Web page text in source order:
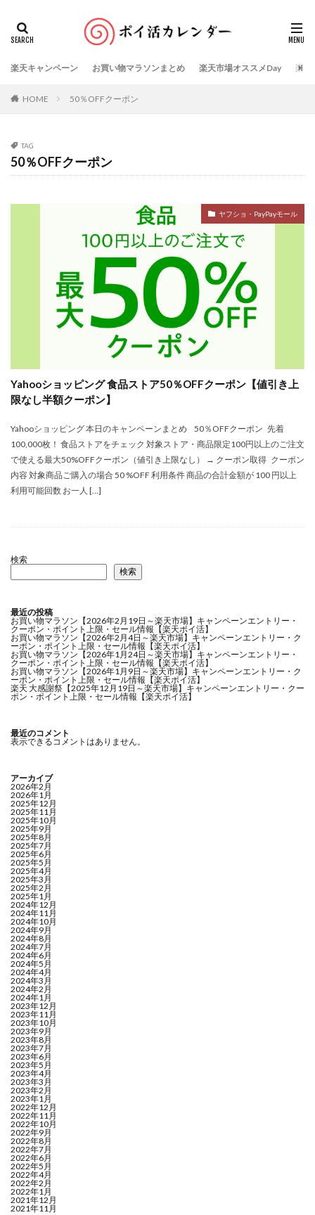
楽天キャンペーン お買い物マラソンまとめ 楽天市場オススメDay 楽天
HOME 50％OFFクーポン
TAG
50％OFFクーポン
ヤフショ・PayPayモール
Yahooショッピング 食品ストア50％OFFクーポン【値引き上
限なし半額クーポン】
Yahooショッピング 本日のキャンペーンまとめ 50％OFFクーポン 先着
100,000枚！ 食品ストアをチェック 対象ストア・商品限定100円以上のご注文
で使える最大50%OFFクーポン（値引き上限なし） → クーポン取得 クーポン
内容 対象商品ご購入の場合 50 %OFF 利用条件 商品の合計金額が 100 円以上
利用可能回数 お一人 […]
検索
検索
最近の投稿
お買い物マラソン【2026年2月19日～楽天市場】キャンペーンエントリー・
クーポン・ポイント上限・セール情報【楽天ポイ活】
お買い物マラソン【2026年2月4日～楽天市場】キャンペーンエントリー・ク
ーポン・ポイント上限・セール情報【楽天ポイ活】
お買い物マラソン【2026年1月24日～楽天市場】キャンペーンエントリー・
クーポン・ポイント上限・セール情報【楽天ポイ活】
お買い物マラソン【2026年1月9日～楽天市場】キャンペーンエントリー・ク
ーポン・ポイント上限・セール情報【楽天ポイ活】
楽天 大感謝祭【2025年12月19日～楽天市場】キャンペーンエントリー・クー
ポン・ポイント上限・セール情報【楽天ポイ活】
最近のコメント
表示できるコメントはありません。
アーカイブ
2026年2月
2026年1月
2025年12月
2025年11月
2025年10月
2025年9月
2025年8月
2025年7月
2025年6月
2025年5月
2025年4月
2025年3月
2025年2月
2025年1月
2024年12月
2024年11月
2024年10月
2024年9月
2024年8月
2024年7月
2024年6月
2024年5月
2024年4月
2024年3月
2024年2月
2024年1月
2023年12月
2023年11月
2023年10月
2023年9月
2023年8月
2023年7月
2023年6月
2023年5月
2023年4月
2023年3月
2023年2月
2023年1月
2022年12月
2022年11月
2022年10月
2022年9月
2022年8月
2022年7月
2022年6月
2022年5月
2022年4月
2022年2月
2022年1月
2021年12月
2021年11月